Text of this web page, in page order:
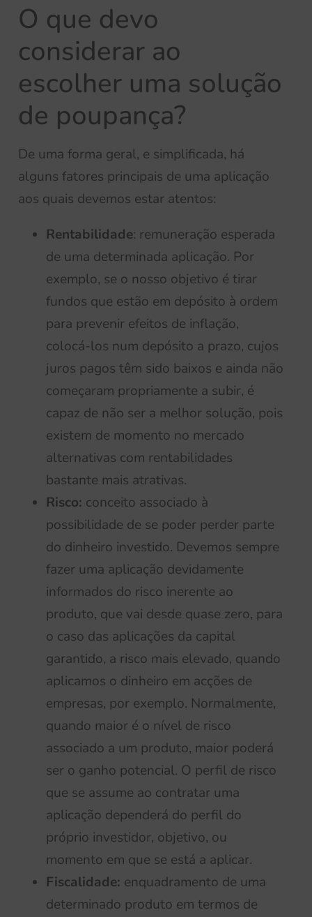
O que devo
considerar ao
escolher uma solução
de poupança?
De uma forma geral, e simplificada, há
alguns fatores principais de uma aplicação
aos quais devemos estar atentos:
Rentabilidade: remuneração esperada
de uma determinada aplicação. Por
exemplo, se o nosso objetivo é tirar
fundos que estão em depósito à ordem
para prevenir efeitos de inflação,
colocá-los num depósito a prazo, cujos
juros pagos têm sido baixos e ainda não
começaram propriamente a subir, é
capaz de não ser a melhor solução, pois
existem de momento no mercado
alternativas com rentabilidades
bastante mais atrativas.
Risco: conceito associado à
possibilidade de se poder perder parte
do dinheiro investido. Devemos sempre
fazer uma aplicação devidamente
informados do risco inerente ao
produto, que vai desde quase zero, para
o caso das aplicações da capital
garantido, a risco mais elevado, quando
aplicamos o dinheiro em acções de
empresas, por exemplo. Normalmente,
quando maior é o nível de risco
associado a um produto, maior poderá
ser o ganho potencial. O perfil de risco
que se assume ao contratar uma
aplicação dependerá do perfil do
próprio investidor, objetivo, ou
momento em que se está a aplicar.
Fiscalidade: enquadramento de uma
determinado produto em termos de